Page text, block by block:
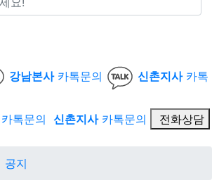
강남본사카톡문의 신촌지사카톡
톡문의 신촌지사카톡문의 전화상담
공지